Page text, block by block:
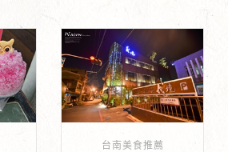
台南美食推薦